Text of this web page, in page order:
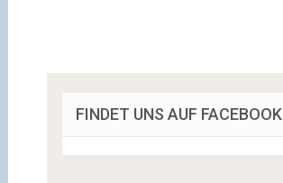
FINDET UNS AUF FACEBOOK